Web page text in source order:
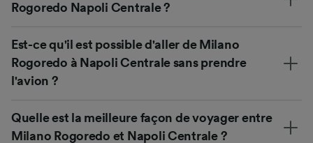
Rogoredo Napoli Centrale ?
Est-ce qu'il est possible d'aller de Milano
Rogoredo à Napoli Centrale sans prendre
l'avion ?
Quelle est la meilleure façon de voyager entre
Milano Rogoredo et Napoli Centrale ?